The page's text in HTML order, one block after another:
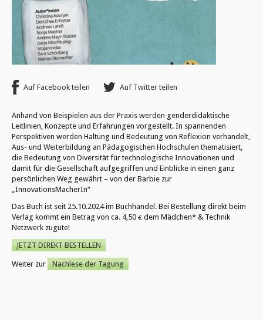
Auf Facebook teilen Auf Twitter teilen
Anhand von Beispielen aus der Praxis werden genderdidaktische
Leitlinien, Konzepte und Erfahrungen vorgestellt. In spannenden
Perspektiven werden Haltung und Bedeutung von Reflexion verhandelt,
Aus- und Weiterbildung an Pädagogischen Hochschulen thematisiert,
die Bedeutung von Diversität für technologische Innovationen und
damit für die Gesellschaft aufgegriffen und Einblicke in einen ganz
persönlichen Weg gewährt – von der Barbie zur
„InnovationsMacherIn“
Das Buch ist seit 25.10.2024 im Buchhandel. Bei Bestellung direkt beim
Verlag kommt ein Betrag von ca. 4,50 € dem Mädchen* & Technik
Netzwerk zugute!
JETZT DIREKT BESTELLEN
Weiter zur Nachlese der Tagung